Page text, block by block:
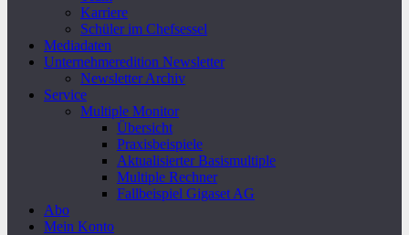
Karriere
Schüler im Chefsessel
Mediadaten
Unternehmeredition Newsletter
Newsletter Archiv
Service
Multiple Monitor
Übersicht
Praxisbeispiele
Aktualisierter Basismultiple
Multiple Rechner
Fallbeispiel Gigaset AG
Abo
Mein Konto